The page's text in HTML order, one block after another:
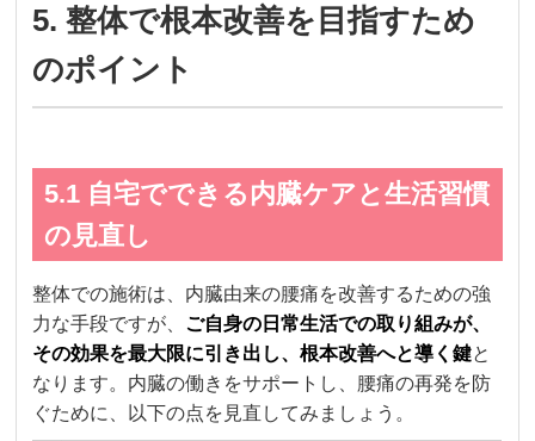
5. 整体で根本改善を目指すため
のポイント
5.1 自宅でできる内臓ケアと生活習慣
の見直し
整体での施術は、内臓由来の腰痛を改善するための強
力な手段ですが、 ご自身の日常生活での取り組みが、
その効果を最大限に引き出し、根本改善へと導く鍵と
なります。内臓の働きをサポートし、腰痛の再発を防
ぐために、以下の点を見直してみましょう。